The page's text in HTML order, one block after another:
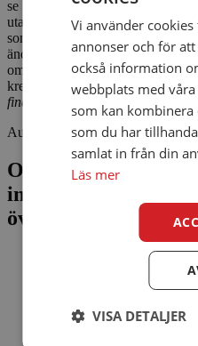
se på problemet mycket
utan en ordentlig kreditprövning,
som omfattas av
ändras. Alla aktörer på e-
omfattas av samma regler och
kreditprövning. Då blir inte”den
fina kappan på internet”
en
Author
ViaContoCategoriesBra
One thought on
internet” – en
överskuldsättning?”
Ingrid Sjöberg
2013/11/09 at 03:25
Vi använder
annonser och för
också information
webbplats med
som kan
som du har
samlat in från din
Läs mer
VISA DETALJER